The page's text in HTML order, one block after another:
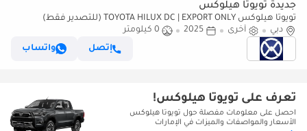
جديدة تويوتا هيلوكس
تويوتا هيلوكس TOYOTA HILUX DC | EXPORT ONLY (للتصدير فقط)
دبي
أخرى 2025
0 كيلومتر
إتصل
واتساب
تعرف على تويوتا هيلوكس!
احصل على معلومات مفصلة حول تويوتا هيلوكس
الأسعار والمواصفات والميزات في الإمارات